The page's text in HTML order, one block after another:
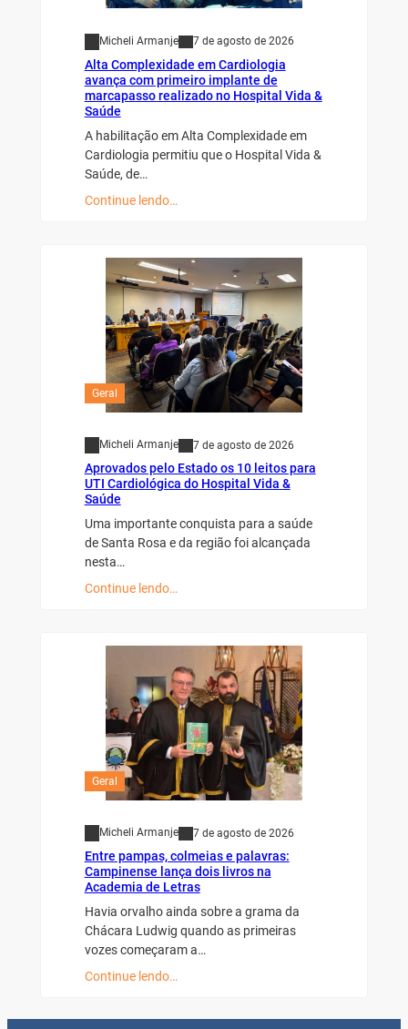
Micheli Armanje 7 de agosto de 2026
Alta Complexidade em Cardiologia
avança com primeiro implante de
marcapasso realizado no Hospital Vida &
Saúde
A habilitação em Alta Complexidade em
Cardiologia permitiu que o Hospital Vida &
Saúde, de…
Continue lendo…
Geral
Micheli Armanje 7 de agosto de 2026
Aprovados pelo Estado os 10 leitos para
UTI Cardiológica do Hospital Vida &
Saúde
Uma importante conquista para a saúde
de Santa Rosa e da região foi alcançada
nesta…
Continue lendo…
Geral
Micheli Armanje 7 de agosto de 2026
Entre pampas, colmeias e palavras:
Campinense lança dois livros na
Academia de Letras
Havia orvalho ainda sobre a grama da
Chácara Ludwig quando as primeiras
vozes começaram a…
Continue lendo…